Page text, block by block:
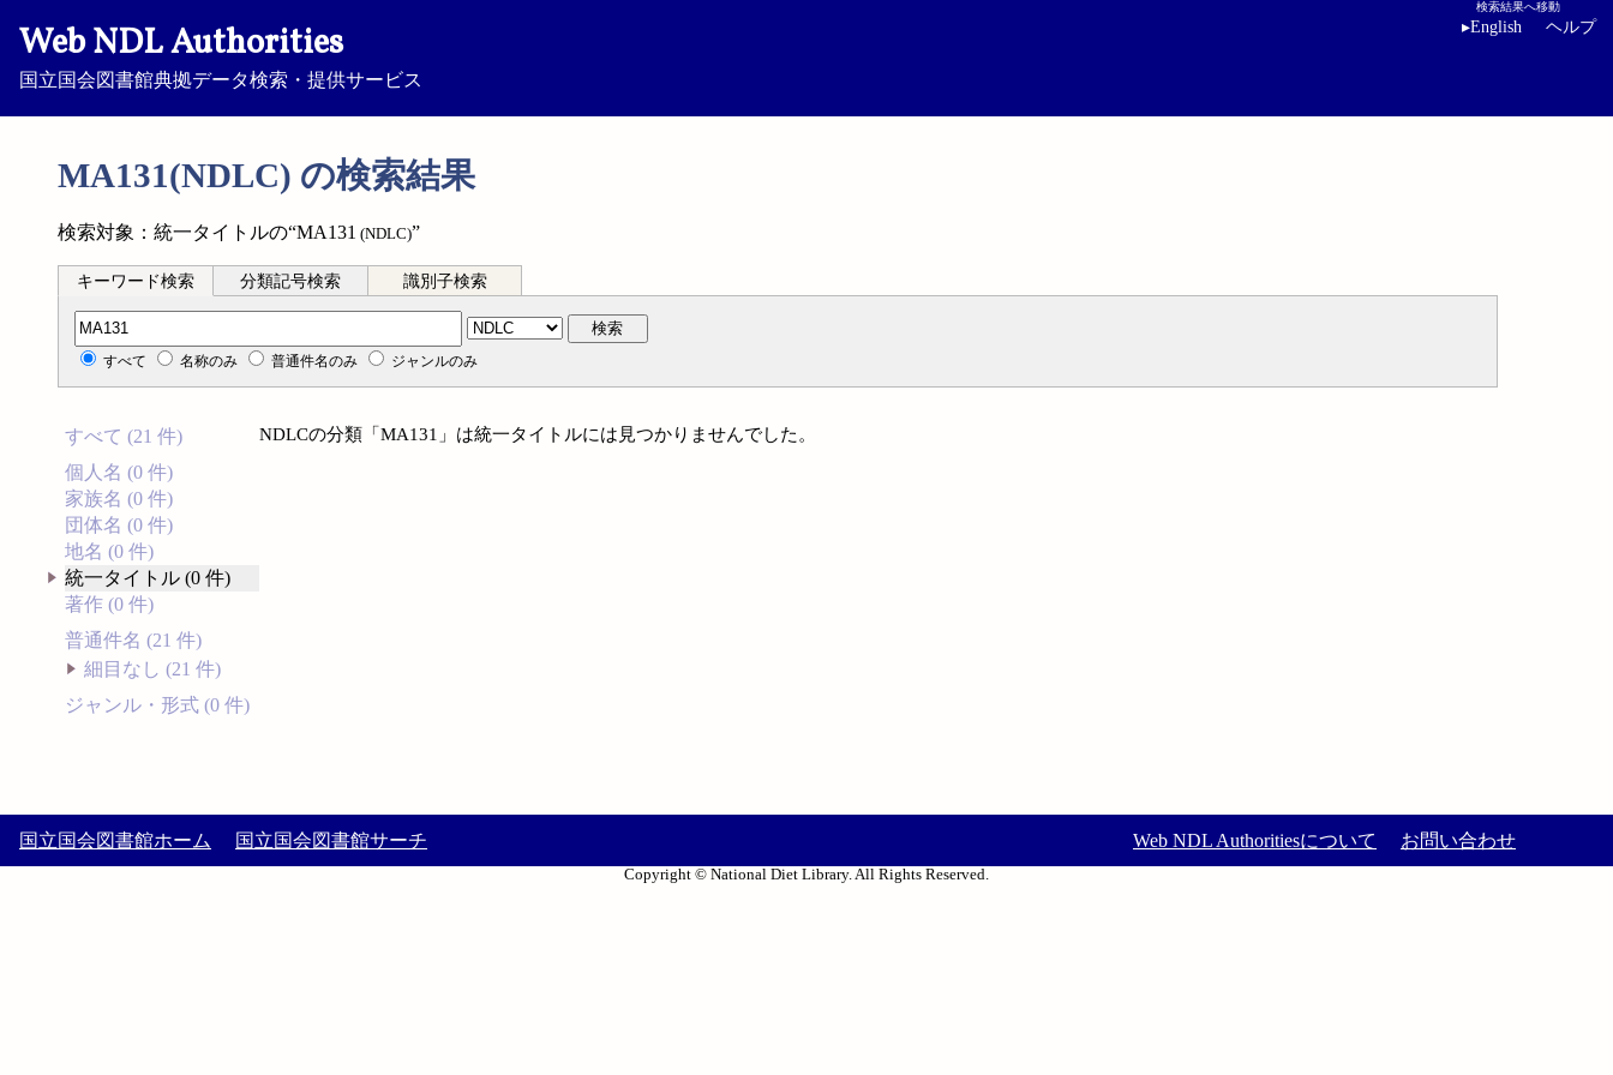
Web NDL Authorities
国立国会図書館典拠データ検索・提供サービス
検索結果へ移動
▸English ヘルプ
MA131(NDLC) の検索結果
検索対象：統一タイトルの“MA131 (NDLC)”
キーワード検索 分類記号検索 識別子検索
分類記号検索 検索
すべて 名称のみ 普通件名のみ ジャンルのみ
すべて (21 件)
個人名 (0 件)
家族名 (0 件)
団体名 (0 件)
地名 (0 件)
統一タイトル (0 件)
著作 (0 件)
普通件名 (21 件)
細目なし (21 件)
ジャンル・形式 (0 件)
NDLCの分類「MA131」は統一タイトルには見つかりませんでした。
国立国会図書館ホーム 国立国会図書館サーチ Web NDL Authoritiesについて お問い合わせ
Copyright © National Diet Library. All Rights Reserved.